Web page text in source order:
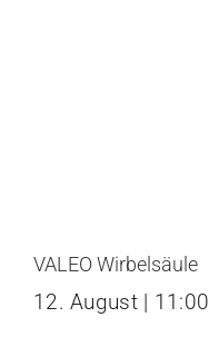
VALEO Wirbelsäule
12. August | 11:00